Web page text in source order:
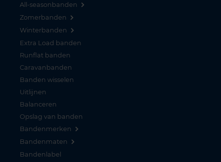
All-seasonbanden
Zomerbanden
Winterbanden
Extra Load banden
Runflat banden
Caravanbanden
Banden wisselen
Uitlijnen
Balanceren
Opslag van banden
Bandenmerken
Bandenmaten
Bandenlabel